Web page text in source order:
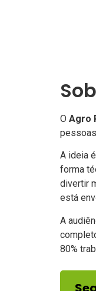
O Agro
A ideia
forma
divertir
está
A
80%